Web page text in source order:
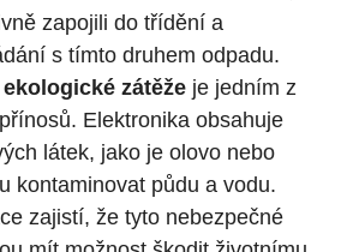
zapojili do třídění a
s tímto druhem odpadu.
zátěže je jedním z
Elektronika obsahuje
látek, jako je olovo nebo
kontaminovat půdu a vodu.
zajistí, že tyto nebezpečné